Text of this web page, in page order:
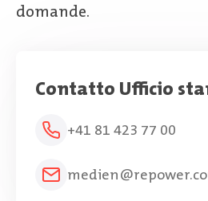
domande.
Contatto Ufficio
+41 81 423 77 00